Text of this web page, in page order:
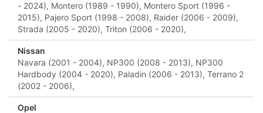
- 2024), Montero (1989 - 1990), Montero Sport (1996 -
2015), Pajero Sport (1998 - 2008), Raider (2006 - 2009),
Strada (2005 - 2020), Triton (2006 - 2020),
Nissan
Navara (2001 - 2004), NP300 (2008 - 2013), NP300
Hardbody (2004 - 2020), Paladin (2006 - 2013), Terrano 2
(2002 - 2006),
Opel